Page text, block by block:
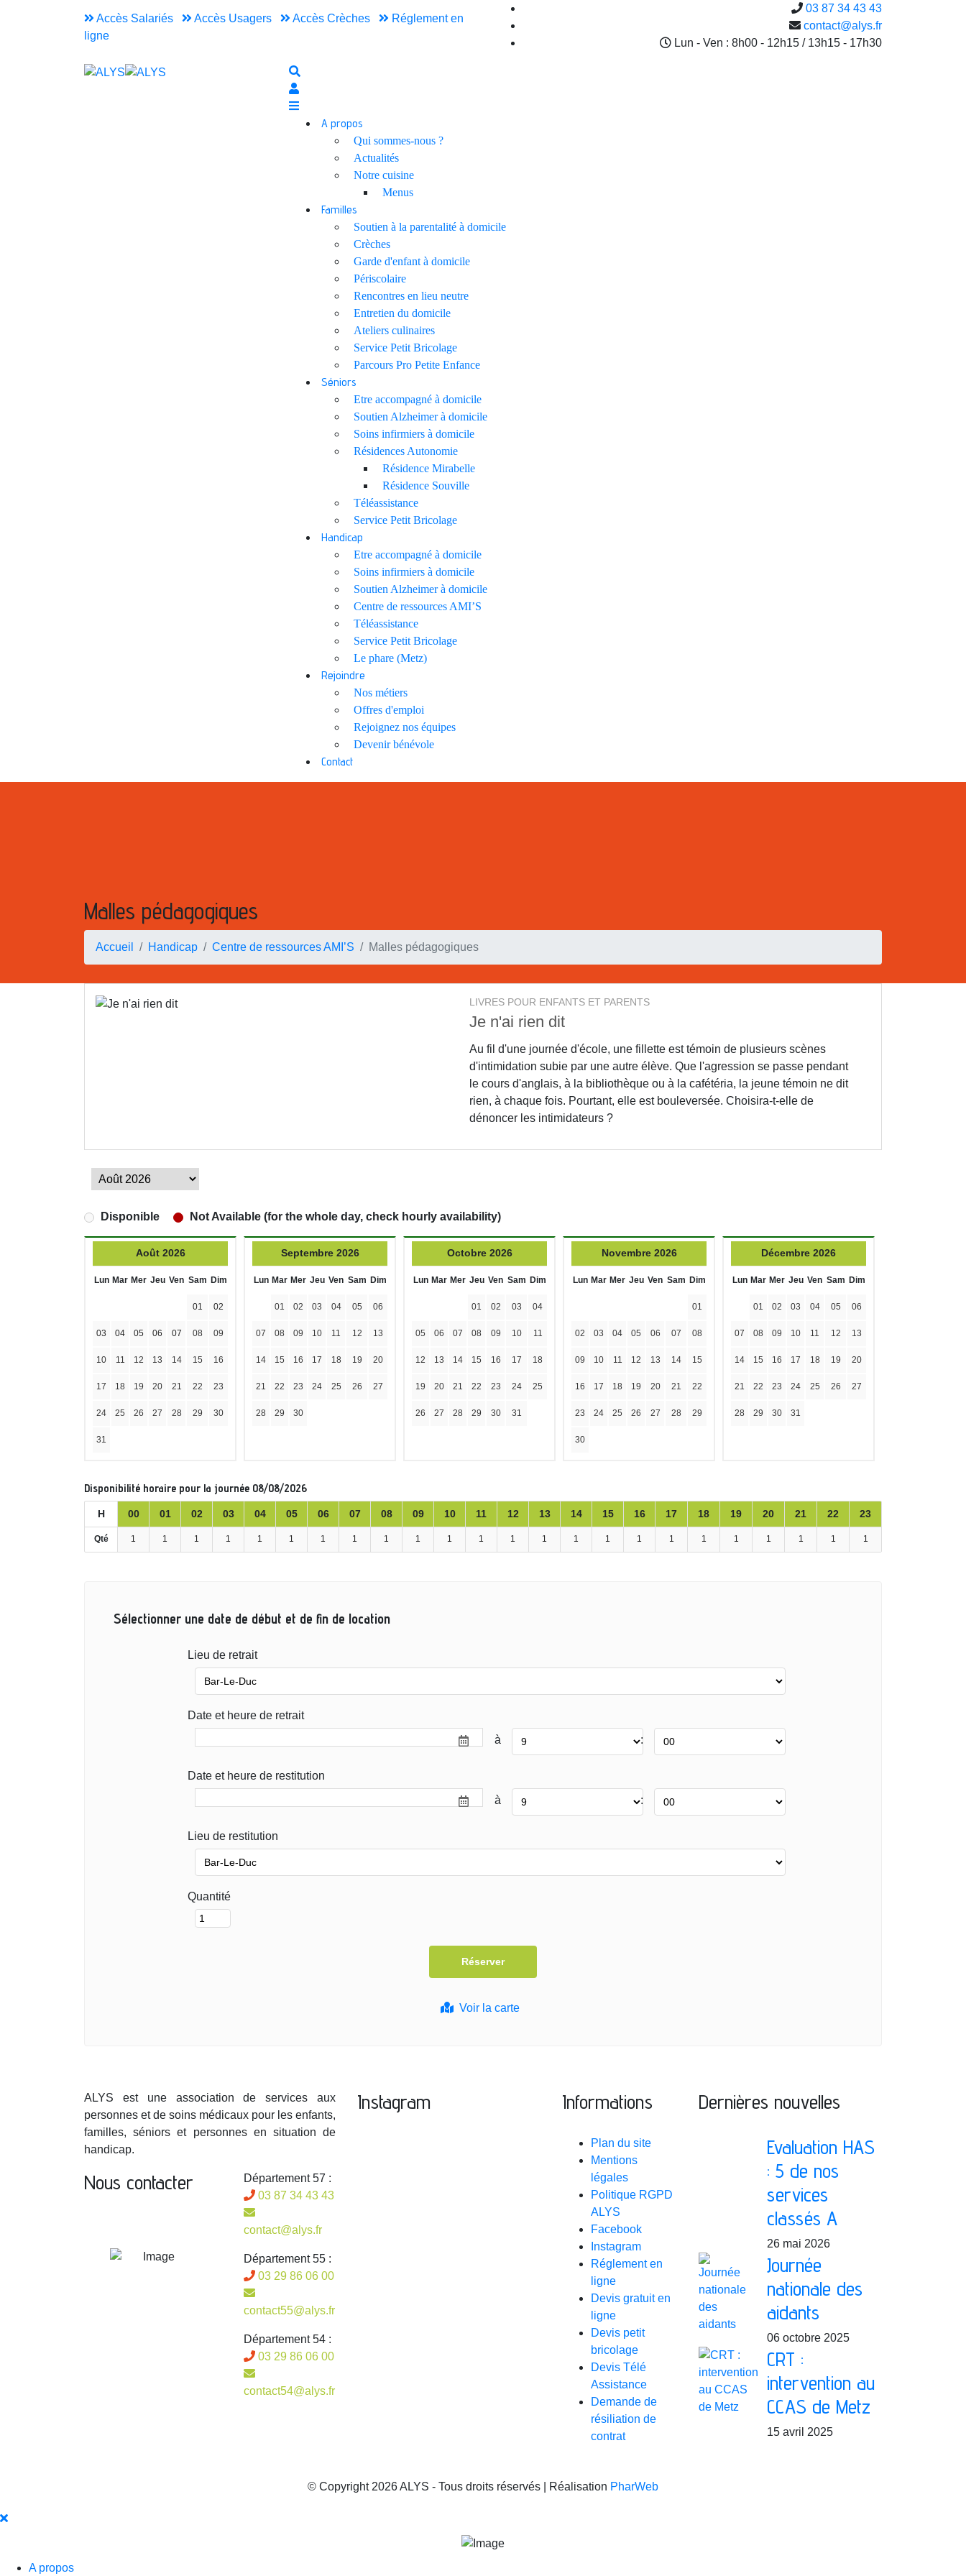
Accès Salariés Accès Usagers Accès Crèches
Réglement en
ligne
03 87 34 43 43
contact@alys.fr
Lun - Ven : 8h00 - 12h15 / 13h15 - 17h30
A propos
Qui sommes-nous ?
Actualités
Notre cuisine
Menus
Familles
Soutien à la parentalité à domicile
Crèches
Garde d'enfant à domicile
Périscolaire
Rencontres en lieu neutre
Entretien du domicile
Ateliers culinaires
Service Petit Bricolage
Parcours Pro Petite Enfance
Séniors
Etre accompagné à domicile
Soutien Alzheimer à domicile
Soins infirmiers à domicile
Résidences Autonomie
Résidence Mirabelle
Résidence Souville
Téléassistance
Service Petit Bricolage
Handicap
Etre accompagné à domicile
Soins infirmiers à domicile
Soutien Alzheimer à domicile
Centre de ressources AMI’S
Téléassistance
Service Petit Bricolage
Le phare (Metz)
Rejoindre
Nos métiers
Offres d'emploi
Rejoignez nos équipes
Devenir bénévole
Contact
Malles pédagogiques
Accueil Handicap Centre de ressources AMI’S Malles pédagogiques
LIVRES POUR ENFANTS ET PARENTS
Je n'ai rien dit
Au fil d'une journée d'école, une fillette est témoin de plusieurs scènes
d'intimidation subie par une autre élève. Que l'agression se passe pendant
le cours d'anglais, à la bibliothèque ou à la cafétéria, la jeune témoin ne dit
rien, à chaque fois. Pourtant, elle est bouleversée. Choisira-t-elle de
dénoncer les intimidateurs ?
Disponible Not Available (for the whole day, check hourly availability)
Août 2026
Lun Mar Mer Jeu Ven Sam Dim
01 02
03 04 05 06 07 08 09
10 11 12 13 14 15 16
17 18 19 20 21 22 23
24 25 26 27 28 29 30
31
Septembre 2026
Lun Mar Mer Jeu Ven Sam Dim
01 02 03 04 05 06
07 08 09 10 11 12 13
14 15 16 17 18 19 20
21 22 23 24 25 26 27
28 29 30
Octobre 2026
Lun Mar Mer Jeu Ven Sam Dim
01 02 03 04
05 06 07 08 09 10 11
12 13 14 15 16 17 18
19 20 21 22 23 24 25
26 27 28 29 30 31
Novembre 2026
Lun Mar Mer Jeu Ven Sam Dim
01
02 03 04 05 06 07 08
09 10 11 12 13 14 15
16 17 18 19 20 21 22
23 24 25 26 27 28 29
30
Décembre 2026
Lun Mar Mer Jeu Ven Sam Dim
01 02 03 04 05 06
07 08 09 10 11 12 13
14 15 16 17 18 19 20
21 22 23 24 25 26 27
28 29 30 31
Disponibilité horaire pour la journée 08/08/2026
H 00 01 02 03 04 05 06 07 08 09 10 11 12 13 14 15 16 17 18 19 20 21 22 23
Qté 1 1 1 1 1 1 1 1 1 1 1 1 1 1 1 1 1 1 1 1 1 1 1 1
Sélectionner une date de début et de fin de location
Voir la carte
Lieu de retrait
Date et heure de retrait
à
:
Date et heure de restitution
à
:
Lieu de restitution
Quantité
ALYS est une association de services aux
personnes et de soins médicaux pour les enfants,
familles, séniors et personnes en situation de
handicap.
Nous contacter
Département 57 :
03 87 34 43 43
contact@alys.fr
Département 55 :
03 29 86 06 00
contact55@alys.fr
Département 54 :
03 29 86 06 00
contact54@alys.fr
Instagram Informations
Plan du site
Mentions
légales
Politique RGPD
ALYS
Facebook
Instagram
Réglement en
ligne
Devis gratuit en
ligne
Devis petit
bricolage
Devis Télé
Assistance
Demande de
résiliation de
contrat
Dernières nouvelles
Evaluation HAS
: 5 de nos
services
classés A
26 mai 2026
Journée
nationale des
aidants
06 octobre 2025
CRT :
intervention au
CCAS de Metz
15 avril 2025
© Copyright 2026 ALYS - Tous droits réservés | Réalisation PharWeb
A propos